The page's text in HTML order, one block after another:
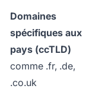
Domaines
spécifiques aux
pays (ccTLD)
comme .fr, .de,
.co.uk